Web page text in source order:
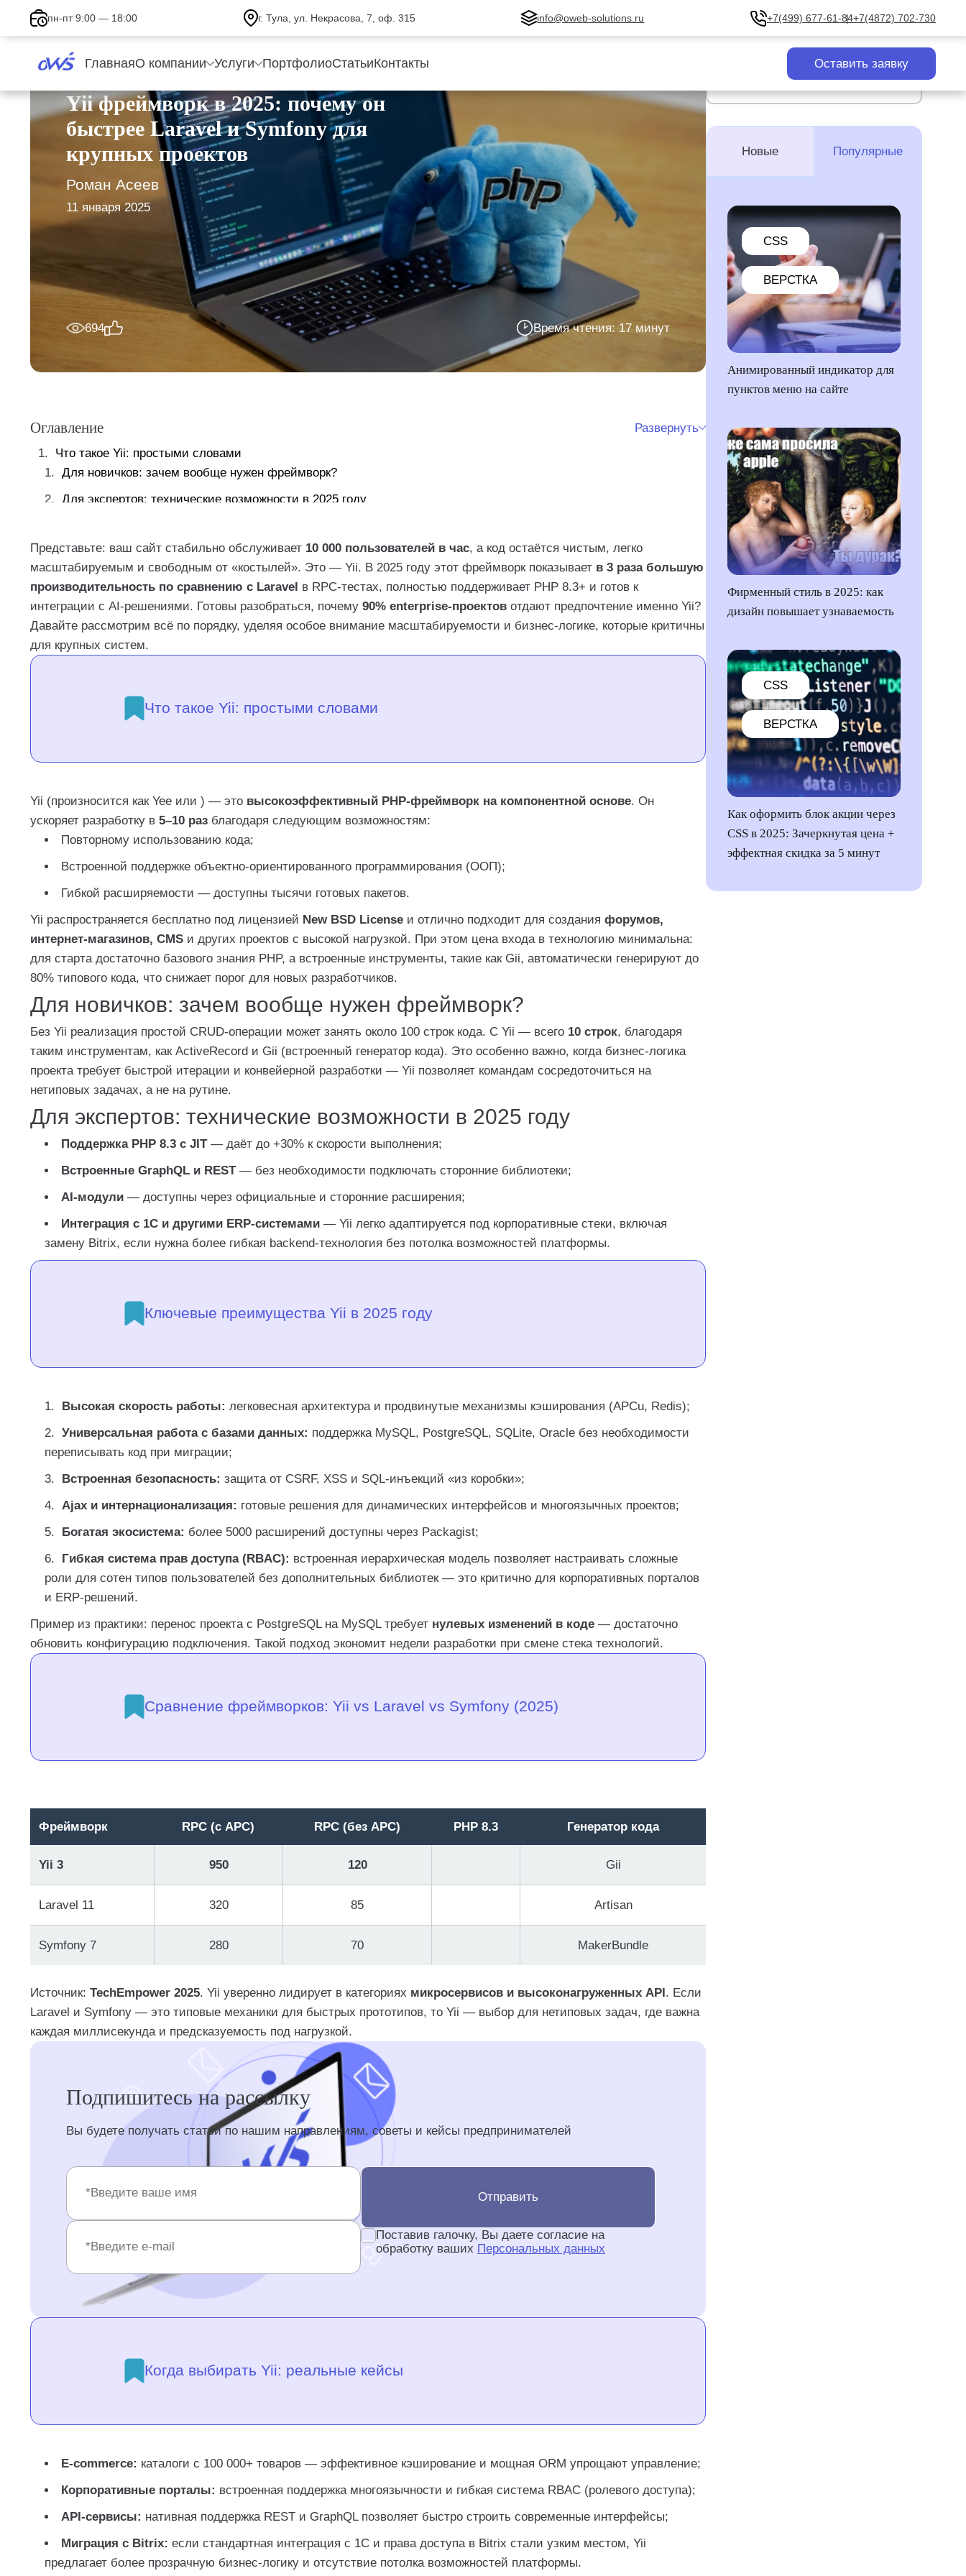
пн-пт 9:00 — 18:00 г. Тула, ул. Некрасова, 7, оф. 315 info@oweb-solutions.ru +7(499) 677-61-84+7(4872) 702-730
ГлавнаяО компании Услуги ПортфолиоСтатьиКонтакты Оставить заявку
Yii фреймворк в 2025: почему он
быстрее Laravel и Symfony для
крупных проектов
Роман Асеев
11 января 2025
694 Время чтения: 17 минут
Оглавление
Развернуть
Что такое Yii: простыми словами
Для новичков: зачем вообще нужен фреймворк?
Для экспертов: технические возможности в 2025 году
Сравнение фреймворков: Yii vs Laravel vs Symfony (2025)
Когда выбирать Yii: реальные кейсы
Чек-лист: 5 признаков, что ваш проект созрел для Yii
Типичные ошибки при выборе Yii (и как их избежать)
Сложно ли его освоить?
Представьте: ваш сайт стабильно обслуживает 10 000 пользователей в час, а код остаётся чистым, легко
масштабируемым и свободным от «костылей». Это — Yii. В 2025 году этот фреймворк показывает в 3 раза большую
производительность по сравнению с Laravel в RPC-тестах, полностью поддерживает PHP 8.3+ и готов к
интеграции с AI-решениями. Готовы разобраться, почему 90% enterprise-проектов отдают предпочтение именно Yii?
Давайте рассмотрим всё по порядку, уделяя особое внимание масштабируемости и бизнес-логике, которые критичны
для крупных систем.
Что такое Yii: простыми словами
Yii (произносится как Yee или ) — это высокоэффективный PHP-фреймворк на компонентной основе. Он
ускоряет разработку в 5–10 раз благодаря следующим возможностям:
Повторному использованию кода;
Встроенной поддержке объектно-ориентированного программирования (ООП);
Гибкой расширяемости — доступны тысячи готовых пакетов.
Yii распространяется бесплатно под лицензией New BSD License и отлично подходит для создания форумов,
интернет-магазинов, CMS и других проектов с высокой нагрузкой. При этом цена входа в технологию минимальна:
для старта достаточно базового знания PHP, а встроенные инструменты, такие как Gii, автоматически генерируют до
80% типового кода, что снижает порог для новых разработчиков.
Для новичков: зачем вообще нужен фреймворк?
Без Yii реализация простой CRUD-операции может занять около 100 строк кода. С Yii — всего 10 строк, благодаря
таким инструментам, как ActiveRecord и Gii (встроенный генератор кода). Это особенно важно, когда бизнес-логика
проекта требует быстрой итерации и конвейерной разработки — Yii позволяет командам сосредоточиться на
нетиповых задачах, а не на рутине.
Для экспертов: технические возможности в 2025 году
Поддержка PHP 8.3 с JIT— даёт до +30% к скорости выполнения;
Встроенные GraphQL и REST— без необходимости подключать сторонние библиотеки;
AI-модули — доступны через официальные и сторонние расширения;
Интеграция с 1С и другими ERP-системами — Yii легко адаптируется под корпоративные стеки, включая
замену Bitrix, если нужна более гибкая backend-технология без потолка возможностей платформы.
Ключевые преимущества Yii в 2025 году
Высокая скорость работы: легковесная архитектура и продвинутые механизмы кэширования (APCu, Redis);
Универсальная работа с базами данных: поддержка MySQL, PostgreSQL, SQLite, Oracle без необходимости
переписывать код при миграции;
Встроенная безопасность: защита от CSRF, XSS и SQL-инъекций «из коробки»;
Ajax и интернационализация: готовые решения для динамических интерфейсов и многоязычных проектов;
Богатая экосистема: более 5000 расширений доступны через Packagist;
Гибкая система прав доступа (RBAC): встроенная иерархическая модель позволяет настраивать сложные
роли для сотен типов пользователей без дополнительных библиотек — это критично для корпоративных порталов
и ERP-решений.
Пример из практики: перенос проекта с PostgreSQL на MySQL требует нулевых изменений в коде — достаточно
обновить конфигурацию подключения. Такой подход экономит недели разработки при смене стека технологий.
Сравнение фреймворков: Yii vs Laravel vs Symfony (2025)
Фреймворк RPC (с APC) RPC (без APC) PHP 8.3 Генератор кода
Yii 3 950 120 Gii
Laravel 11 320 85 Artisan
Symfony 7 280 70 MakerBundle
Источник: TechEmpower 2025. Yii уверенно лидирует в категориях микросервисов и высоконагруженных API. Если
Laravel и Symfony — это типовые механики для быстрых прототипов, то Yii — выбор для нетиповых задач, где важна
каждая миллисекунда и предсказуемость под нагрузкой.
Подпишитесь на рассылку
Вы будете получать статьи по нашим направлениям, советы и кейсы предпринимателей
Отправить
Поставив галочку, Вы даете согласие на
обработку ваших Персональных данных
Когда выбирать Yii: реальные кейсы
E-commerce: каталоги с 100 000+ товаров — эффективное кэширование и мощная ORM упрощают управление;
Корпоративные порталы: встроенная поддержка многоязычности и гибкая система RBAC (ролевого доступа);
API-сервисы: нативная поддержка REST и GraphQL позволяет быстро строить современные интерфейсы;
Миграция с Bitrix: если стандартная интеграция с 1С и права доступа в Bitrix стали узким местом, Yii
предлагает более прозрачную бизнес-логику и отсутствие потолка возможностей платформы.
Все статьи
Новые Популярные
CSS
ВЕРСТКА
Анимированный индикатор для
пунктов меню на сайте
Фирменный стиль в 2025: как
дизайн повышает узнаваемость
CSS
ВЕРСТКА
Как оформить блок акции через
CSS в 2025: Зачеркнутая цена +
эффектная скидка за 5 минут